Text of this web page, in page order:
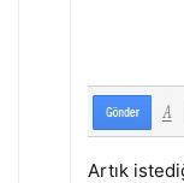
Artık